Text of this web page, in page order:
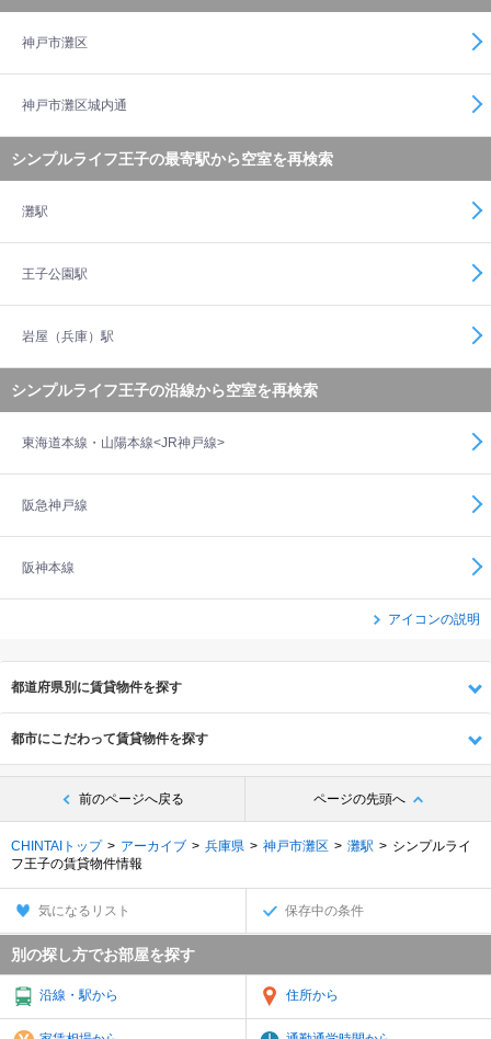
神戸市灘区
神戸市灘区城内通
シンプルライフ王子の最寄駅から空室を再検索
灘駅
王子公園駅
岩屋（兵庫）駅
シンプルライフ王子の沿線から空室を再検索
東海道本線・山陽本線<JR神戸線>
阪急神戸線
阪神本線
アイコンの説明
都道府県別に賃貸物件を探す
都市にこだわって賃貸物件を探す
前のページへ戻る ページの先頭へ
CHINTAIトップ アーカイブ 兵庫県 神戸市灘区 灘駅
シンプルライ
フ王子の賃貸物件情報
気になるリスト 保存中の条件
別の探し方でお部屋を探す
沿線・駅から 住所から